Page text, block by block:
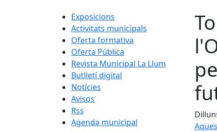
Exposicions
Activitats municipals
Oferta formativa
Oferta Pública
Revista Municipal La Llum
Butlletí digital
Notícies
Avisos
Rss
Agenda municipal